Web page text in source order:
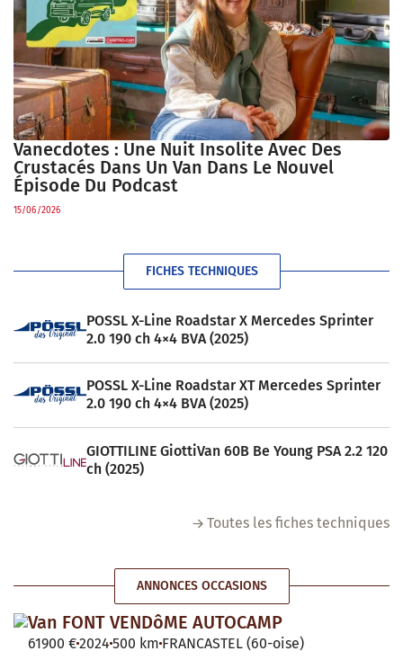
Vanecdotes : Une Nuit Insolite Avec Des
Crustacés Dans Un Van Dans Le Nouvel
Épisode Du Podcast
15/06/2026
FICHES TECHNIQUES
POSSL X-Line Roadstar X Mercedes Sprinter
2.0 190 ch 4×4 BVA (2025)
POSSL X-Line Roadstar XT Mercedes Sprinter
2.0 190 ch 4×4 BVA (2025)
GIOTTILINE GiottiVan 60B Be Young PSA 2.2 120
ch (2025)
Toutes les fiches techniques
ANNONCES OCCASIONS
Van FONT VENDôME AUTOCAMP
61900 €2024 500 km FRANCASTEL (60-oise)